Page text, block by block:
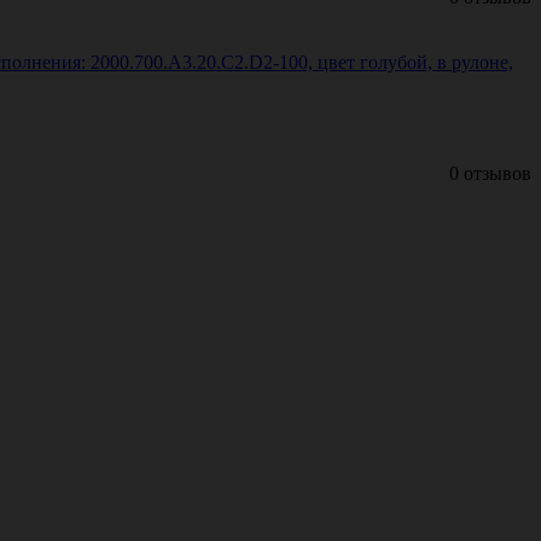
2000.700.A3.20.C2.D2-100, цвет голубой, в рулоне,
0 отзывов